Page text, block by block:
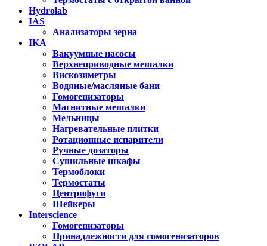
Hydrolab
IAS
Анализаторы зерна
IKA
Вакуумные насосы
Верхнеприводные мешалки
Вискозиметры
Водяные/масляные бани
Гомогенизаторы
Магнитные мешалки
Мельницы
Нагревательные плитки
Ротационные испарители
Ручные дозаторы
Сушильные шкафы
Термоблоки
Термостаты
Центрифуги
Шейкеры
Interscience
Гомогенизаторы
Принадлежности для гомогенизаторов